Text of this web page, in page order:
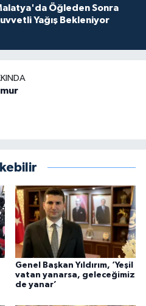
Öğleden Sonra
Yağış Bekleniyor
Genel Başkan Yıldırım, ‘Yeşil
vatan yanarsa, geleceğimiz
de yanar’